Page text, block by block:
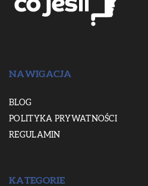
NAWIGACJA
BLOG
POLITYKA PRYWATNOŚCI
REGULAMIN
KATEGORIE